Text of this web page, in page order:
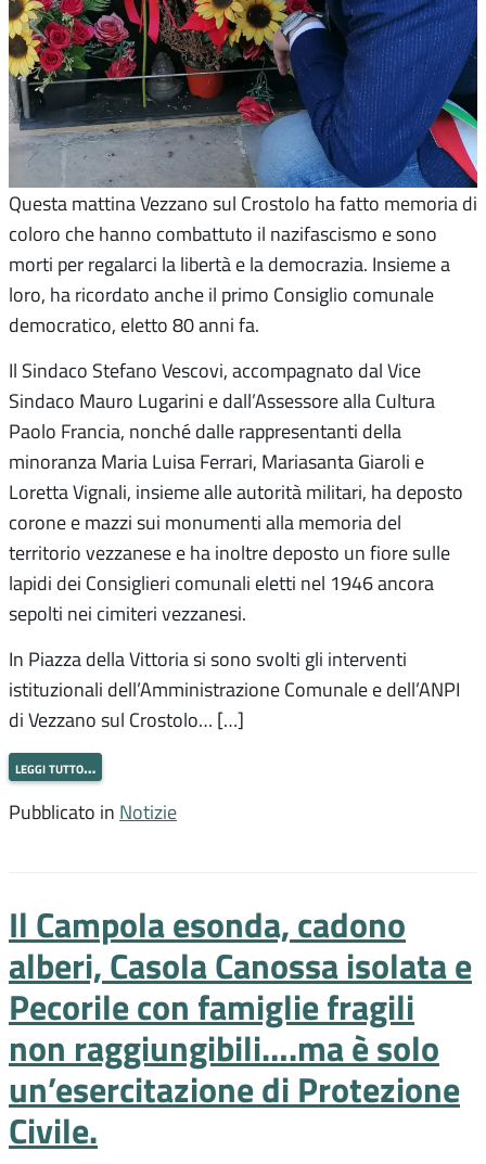
Questa mattina Vezzano sul Crostolo ha fatto memoria di
coloro che hanno combattuto il nazifascismo e sono
morti per regalarci la libertà e la democrazia. Insieme a
loro, ha ricordato anche il primo Consiglio comunale
democratico, eletto 80 anni fa.
Il Sindaco Stefano Vescovi, accompagnato dal Vice
Sindaco Mauro Lugarini e dall’Assessore alla Cultura
Paolo Francia, nonché dalle rappresentanti della
minoranza Maria Luisa Ferrari, Mariasanta Giaroli e
Loretta Vignali, insieme alle autorità militari, ha deposto
corone e mazzi sui monumenti alla memoria del
territorio vezzanese e ha inoltre deposto un fiore sulle
lapidi dei Consiglieri comunali eletti nel 1946 ancora
sepolti nei cimiteri vezzanesi.
In Piazza della Vittoria si sono svolti gli interventi
istituzionali dell’Amministrazione Comunale e dell’ANPI
di Vezzano sul Crostolo… […]
leggi tutto…
Pubblicato in Notizie
Il Campola esonda, cadono
alberi, Casola Canossa isolata e
Pecorile con famiglie fragili
non raggiungibili….ma è solo
un’esercitazione di Protezione
Civile.